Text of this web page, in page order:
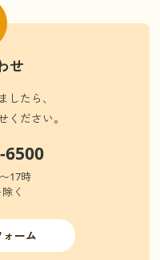
せ
したら、
ください。
17時
く
ーム